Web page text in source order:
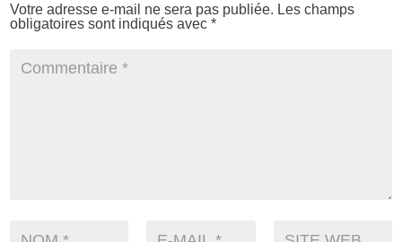
Votre adresse e-mail ne sera pas publiée. Les champs
obligatoires sont indiqués avec*